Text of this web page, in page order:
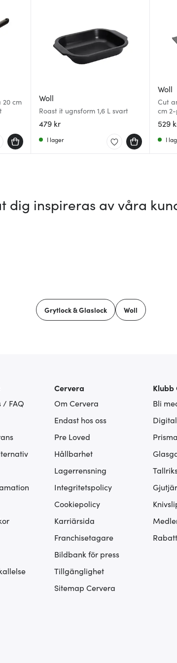
20 cm
Woll
Roast it ugnsform 1,6 L svart
479 kr
I lager
Woll
Cut
cm
529
I
dig inspireras av våra
Grytlock & Glaslock Woll
/ FAQ
Cervera
Om Cervera
Endast hos oss
Pre Loved
Hållbarhet
Lagerrensning
Integritetspolicy
Cookiepolicy
Karriärsida
Franchisetagare
Bildbank för press
Tillgänglighet
Sitemap Cervera
Klubb
Bli